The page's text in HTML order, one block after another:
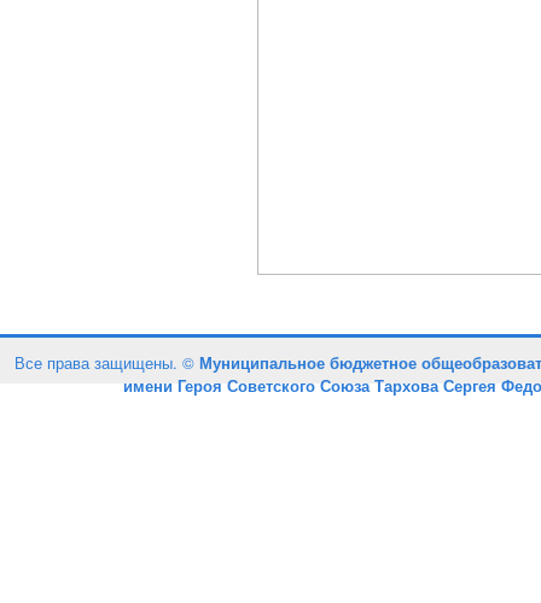
Все права защищены. © Муниципальное бюджетное
имени Героя Советского Союза Тархова Сергея